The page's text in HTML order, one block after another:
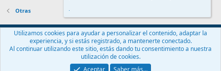
Otras
Español (ES)
Contáctanos
Términos y reglas Política de privacidad
Ayuda
.
Utilizamos cookies para ayudar a personalizar el contenido, adaptar la
experiencia, y si estás registrado, a mantenerte conectado.
Al continuar utilizando este sitio, estás dando tu consentimiento a nuestra
utilización de cookies.
Aceptar
Saber más…